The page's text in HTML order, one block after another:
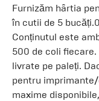
Furnizăm hârtia
în cutii de 5
Conținutul este
500 de coli
livrate pe paleți.
pentru
maxime